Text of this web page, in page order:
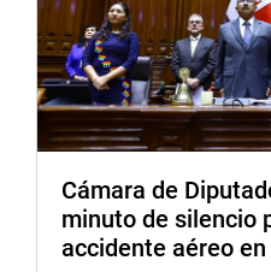
que garantiza en favor de
precios y la contribución en
OFICINA DE
INSTITUCIONAL
Cámara de
minuto de silencio
accidente aéreo en